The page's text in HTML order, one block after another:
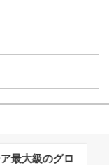
最大級のグロ